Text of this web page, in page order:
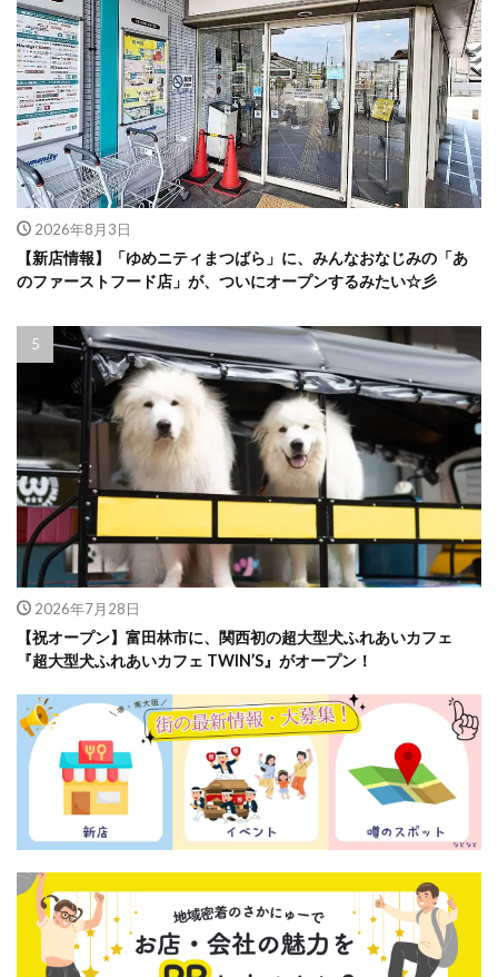
2026年8月3日
【新店情報】「ゆめニティまつばら」に、みんなおなじみの「あ
のファーストフード店」が、ついにオープンするみたい☆彡
2026年7月28日
【祝オープン】富田林市に、関西初の超大型犬ふれあいカフェ
『超大型犬ふれあいカフェ TWIN’S』がオープン！